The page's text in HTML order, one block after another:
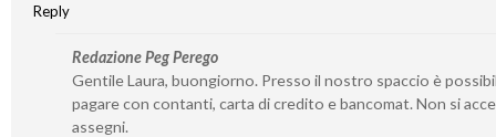
Reply
Redazione Peg Perego
Gentile Laura, buongiorno. Presso il nostro spaccio è
pagare con contanti, carta di credito e bancomat. Non si
assegni.